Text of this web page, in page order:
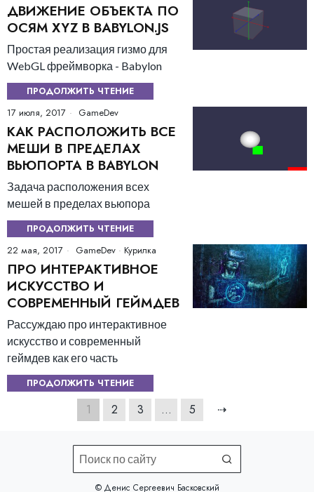
ДВИЖЕНИЕ ОБЪЕКТА ПО
ОСЯМ XYZ В BABYLON.JS
Простая реализация гизмо для
WebGL фреймворка - Babylon
ПРОДОЛЖИТЬ ЧТЕНИЕ
17 июля, 2017 GameDev
КАК РАСПОЛОЖИТЬ ВСЕ
МЕШИ В ПРЕДЕЛАХ
ВЬЮПОРТА В BABYLON
Задача расположения всех
мешей в пределах вьюпора
ПРОДОЛЖИТЬ ЧТЕНИЕ
22 мая, 2017 GameDev · Курилка
ПРО ИНТЕРАКТИВНОЕ
ИСКУССТВО И
СОВРЕМЕННЫЙ ГЕЙМДЕВ
Рассуждаю про интерактивное
искусство и современный
геймдев как его часть
ПРОДОЛЖИТЬ ЧТЕНИЕ
1 2 3 … 5 ⇢
©️ Денис Сергеевич Басковский